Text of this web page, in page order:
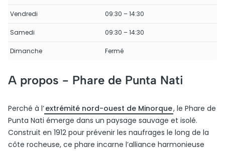
Vendredi 09:30 – 14:30
Samedi 09:30 – 14:30
Dimanche Fermé
A propos - Phare de Punta Nati
Perché à l’extrémité nord-ouest de Minorque, le Phare de
Punta Nati émerge dans un paysage sauvage et isolé.
Construit en 1912 pour prévenir les naufrages le long de la
côte rocheuse, ce phare incarne l’alliance harmonieuse